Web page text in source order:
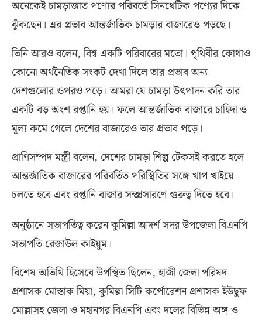
অনেকেই চামড়াজাত পণ্যের পরিবর্তে সিনথেটিক পণ্যের দিকে
ঝুঁকছেন। এর প্রভাব আন্তর্জাতিক চামড়ার বাজারেও পড়ছে।
তিনি আরও বলেন,বিশ্ব একটি পরিবারের মতো। পৃথিবীর কোথাও
কোনো অর্থনৈতিক সংকট দেখা দিলে তার প্রভাব অন্য
দেশগুলোর ওপরও পড়ে। আমরা যে চামড়া উৎপাদন করি তার
একটি বড় অংশ রপ্তানি হয়। ফলে আন্তর্জাতিক বাজারে চাহিদা ও
মূল্য কমে গেলে দেশের বাজারেও তার প্রভাব পড়ে।
প্রাণিসম্পদ মন্ত্রী বলেন, দেশের চামড়া শিল্প টেকসই করতে হলে
আন্তর্জাতিক বাজারের পরিবর্তিত পরিস্থিতির সঙ্গে খাপ খাইয়ে
চলতে হবে এবং রপ্তানি বাজার সম্প্রসারণে গুরুত্ব দিতে হবে।
অনুষ্ঠানে সভাপতিত্ব করেন কুমিল্লা আদর্শ সদর উপজেলা বিএনপি
সভাপতি রেজাউল কাইয়ুম।
বিশেষ অতিথি হিসেবে উপস্থিত ছিলেন,হাজী জেলা পরিষদ
প্রশাসক মোস্তাক মিয়া,কুমিল্লা সিটি কর্পোরেশন প্রশাসক ইউছুফ
মোল্লাসহ জেলা ও মহানগর বিএনপি এবং দলের বিভিন্ন অঙ্গ ও